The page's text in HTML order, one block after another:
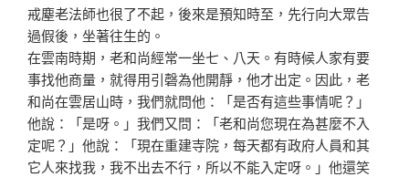
戒塵老法師也很了不起，後來是預知時至，先行向大眾告
過假後 ，坐著往生的。
在雲南時期，老和尚經常一坐七、八天。有時候人家有要
事找他商量，就得用引磬為他開靜，他才出定。因此，老
和尚在雲居山時，我們就問他：「是否有這些事情呢？」
他說：
「是呀。」我們又問：「老和尚您現在為甚麼不入
定呢？」 他說：「現在重建寺院，每天都有政府人員和其
它人來找我 ，我不出去不行，所以不能入定呀。」他還笑